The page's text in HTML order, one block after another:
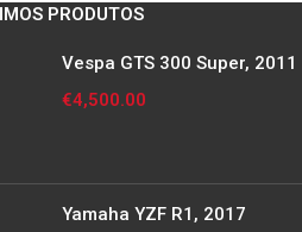
PRODUTOS
Vespa GTS 300 Super, 2011
€4,500.00
Yamaha YZF R1, 2017